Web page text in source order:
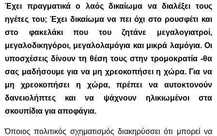
Έχει πραγματικά ο λαός δικαίωμα να διαλέξει τους
ηγέτες του; Έχει δικαίωμα να πει όχι στο ρουσφέτι και
στο φακελάκι που του ζητάνε μεγαλογιατροί,
μεγαλοδικηγόροι, μεγαλολαμόγια και μικρά λαμόγια. Οι
υποσχέσεις δίνουν τη θέση τους στην τρομοκρατία -θα
σας μαδήσουμε για να μη χρεοκοπήσει η χώρα. Για να
μη χρεοκοπήσει η χώρα, πρέπει να αυτοκτονούν
δανειολήπτες και να ψάχνουν ηλικιωμένοι στα
σκουπίδια για αποφάγια.
Όποιος πολιτικός σχηματισμός διακηρύσσει ότι μπορεί να